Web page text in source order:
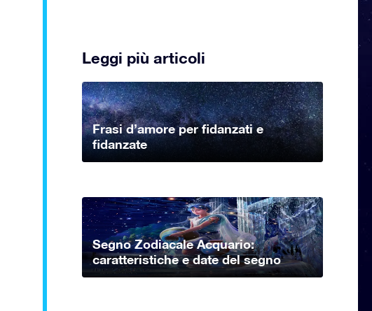
Leggi più articoli
Frasi d’amore per fidanzati e
fidanzate
Segno Zodiacale Acquario:
caratteristiche e date del segno